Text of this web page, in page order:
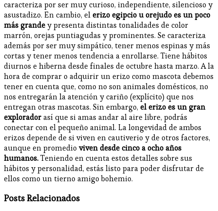
caracteriza por ser muy curioso, independiente, silencioso y
asustadizo. En cambio, elerizo egipcio u orejudo es un poco
más grandey presenta distintas tonalidades de color
marrón, orejas puntiagudas y prominentes. Se caracteriza
además por ser muy simpático, tener menos espinas y más
cortas y tener menos tendencia a enrollarse. Tiene hábitos
diurnos e hiberna desde finales de octubre hasta marzo. A la
hora de comprar o adquirir un erizo como mascota debemos
tener en cuenta que, como no son animales domésticos, no
nos entregarán la atención y cariño (explícito) que nos
entregan otras mascotas. Sin embargo, el erizo es un gran
exploradorasí que si amas andar al aire libre, podrás
conectar con el pequeño animal. La longevidad de ambos
erizos depende de si viven en cautiverio y de otros factores,
aunque en promedio viven desde cinco a ocho años
humanos.Teniendo en cuenta estos detalles sobre sus
hábitos y personalidad, estás listo para poder disfrutar de
ellos como un tierno amigo bohemio.
Posts Relacionados